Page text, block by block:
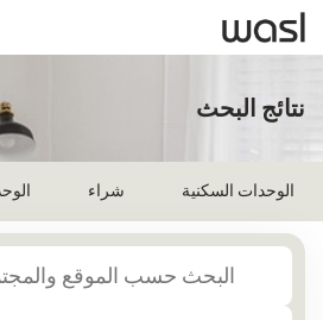
نتائج البحث
الوحدات السكنية شراء